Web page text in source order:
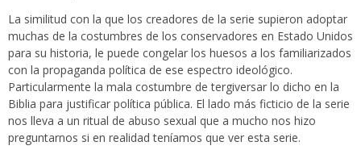
La similitud con la que los creadores de la serie supieron adoptar
muchas de la costumbres de los conservadores en Estado Unidos
para su historia, le puede congelar los huesos a los familiarizados
con la propaganda política de ese espectro ideológico.
Particularmente la mala costumbre de tergiversar lo dicho en la
Biblia para justificar política pública. El lado más ficticio de la serie
nos lleva a un ritual de abuso sexual que a mucho nos hizo
preguntarnos si en realidad teníamos que ver esta serie.